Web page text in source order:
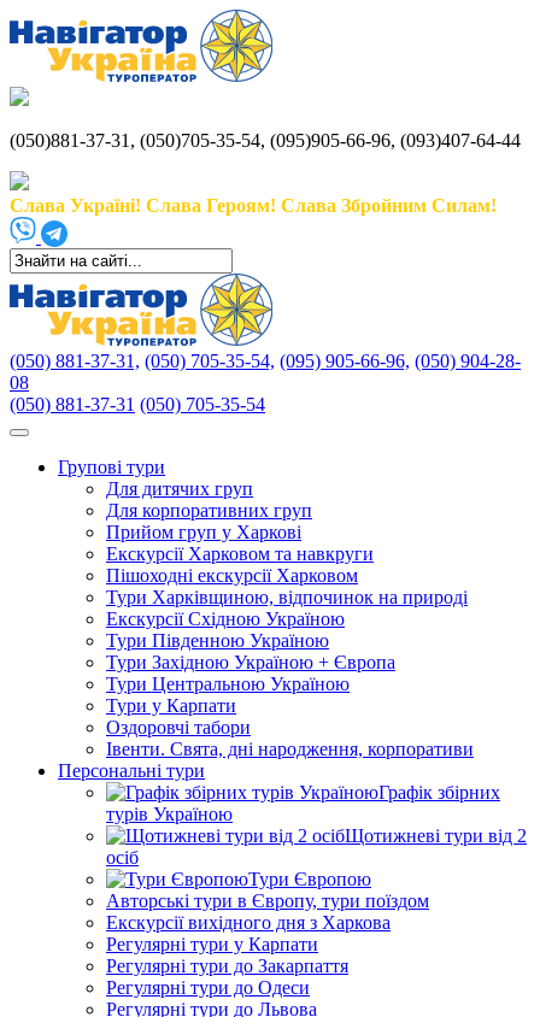
(050)881-37-31, (050)705-35-54, (095)905-66-96, (093)407-64-44
Слава Україні! Слава Героям! Слава Збройним Силам!
(050) 881-37-31, (050) 705-35-54, (095) 905-66-96, (050) 904-28-
08
(050) 881-37-31 (050) 705-35-54
Групові тури
Для дитячих груп
Для корпоративних груп
Прийом груп у Харкові
Екскурсії Харковом та навкруги
Пішоходні екскурсії Харковом
Тури Харківщиною, відпочинок на природі
Екскурсії Східною Україною
Тури Південною Україною
Тури Західною Україною + Європа
Тури Центральною Україною
Тури у Карпати
Оздоровчі табори
Івенти. Свята, дні народження, корпоративи
Персональні тури
Графік збірних
турів Україною
Щотижневі тури від 2
осіб
Тури Європою
Авторські тури в Європу, тури поїздом
Екскурсії вихідного дня з Харкова
Регулярні тури у Карпати
Регулярні тури до Закарпаття
Регулярні тури до Одеси
Регулярні тури до Львова